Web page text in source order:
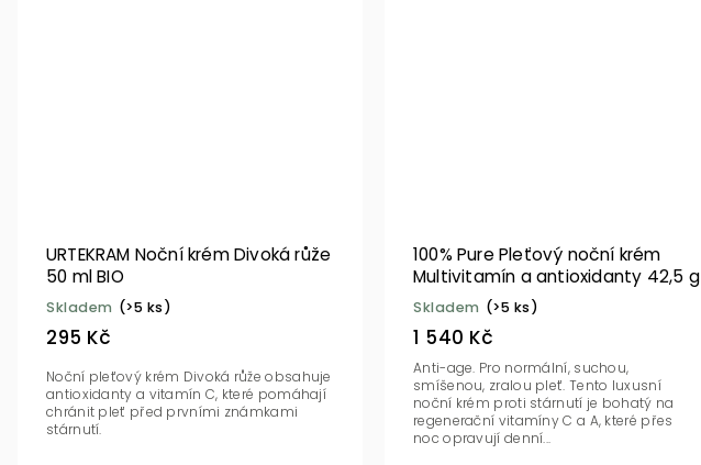
URTEKRAM Noční krém Divoká růže
50 ml BIO
Skladem (>5 ks)
295 Kč
Noční pleťový krém Divoká růže obsahuje
antioxidanty a vitamín C, které pomáhají
chránit pleť před prvními známkami
stárnutí.
100% Pure Pleťový noční krém
Multivitamín a antioxidanty 42,5 g
Skladem (>5 ks)
1 540 Kč
Anti-age. Pro normální, suchou,
smíšenou, zralou pleť. Tento luxusní
noční krém proti stárnutí je bohatý na
regenerační vitamíny C a A, které přes
noc opravují denní...